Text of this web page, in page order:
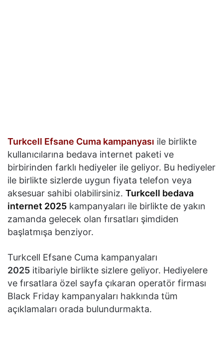
Turkcell Efsane Cuma kampanyası ile birlikte
kullanıcılarına bedava internet paketi ve
birbirinden farklı hediyeler ile geliyor. Bu hediyeler
ile birlikte sizlerde uygun fiyata telefon veya
aksesuar sahibi olabilirsiniz. Turkcell bedava
internet 2025 kampanyaları ile birlikte de yakın
zamanda gelecek olan fırsatları şimdiden
başlatmışa benziyor.
Turkcell Efsane Cuma kampanyaları
2025 itibariyle birlikte sizlere geliyor. Hediyelere
ve fırsatlara özel sayfa çıkaran operatör firması
Black Friday kampanyaları hakkında tüm
açıklamaları orada bulundurmakta.